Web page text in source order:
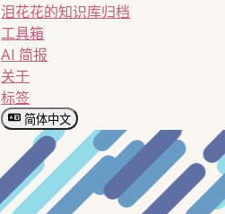
泪花花的知识库归档
工具箱
AI 简报
关于
标签
简体中文